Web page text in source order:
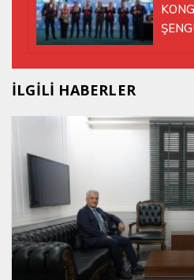
İLGİLİ HABERLER